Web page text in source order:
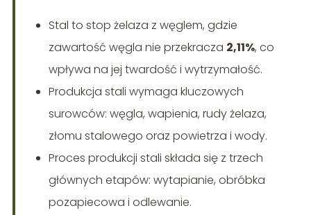
Stal to stop żelaza z węglem, gdzie
zawartość węgla nie przekracza 2,11%, co
wpływa na jej twardość i wytrzymałość.
Produkcja stali wymaga kluczowych
surowców: węgla, wapienia, rudy żelaza,
złomu stalowego oraz powietrza i wody.
Proces produkcji stali składa się z trzech
głównych etapów: wytapianie, obróbka
pozapiecowa i odlewanie.